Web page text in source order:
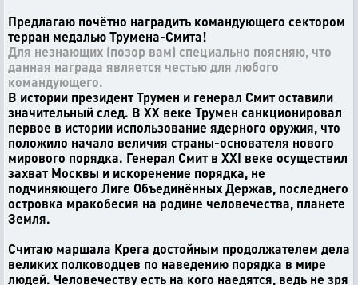
Предлагаю почётно наградить командующего сектором
терран медалью Трумена-Смита!
Для незнающих (позор вам) специально поясняю, что
данная награда является честью для любого
командующего.
В истории президент Трумен и генерал Смит оставили
значительный след. В XX веке Трумен санкционировал
первое в истории использование ядерного оружия, что
положило начало величия страны-основателя нового
мирового порядка. Генерал Смит в XXI веке осуществил
захват Москвы и искоренение порядка, не
подчиняющего Лиге Объединённых Держав, последнего
островка мракобесия на родине человечества, планете
Земля.
Считаю маршала Крега достойным продолжателем дела
великих полководцев по наведению порядка в мире
людей. Человечеству есть на кого наедятся, ведь не зря